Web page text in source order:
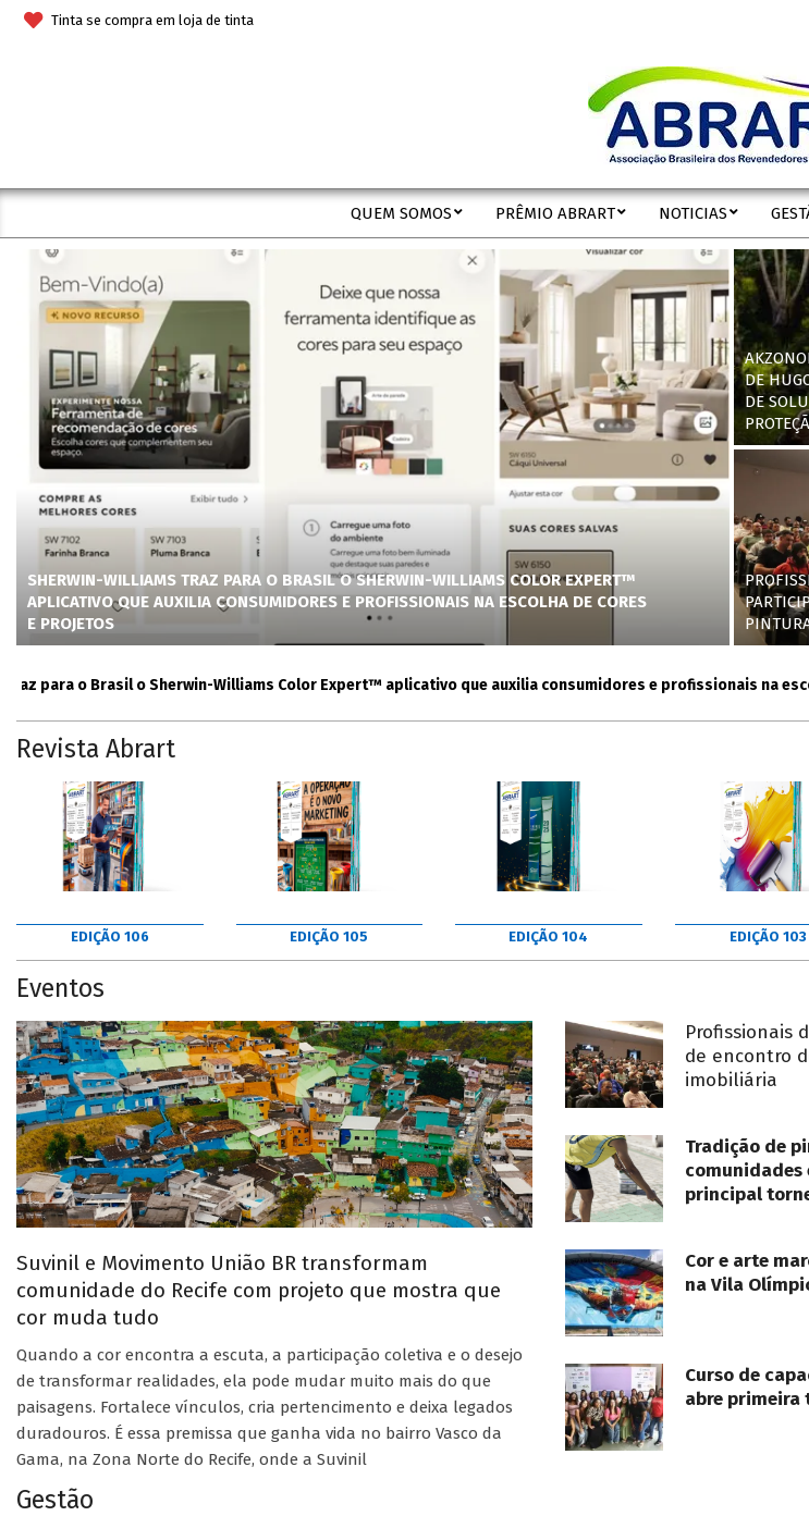
Skip
Tinta se compra em loja de tinta
Secondary
Menu
QUEM SOMOS PRÊMIO ABRART NOTICIAS
SHERWIN-WILLIAMS TRAZ PARA O BRASIL O SHERWIN-WILLIAMS COLOR EXPERT™
APLICATIVO QUE AUXILIA CONSUMIDORES E PROFISSIONAIS NA ESCOLHA DE CORES
E PROJETOS
DE
DE
o Brasil o Sherwin-Williams Color Expert™ aplicativo que auxilia consumidores e profissionais na
Revista Abrart
EDIÇÃO 106 EDIÇÃO 105 EDIÇÃO 104 EDIÇÃO 103
Eventos
Suvinil e Movimento União BR transformam
comunidade do Recife com projeto que mostra que
cor muda tudo
Quando a cor encontra a escuta, a participação coletiva e o desejo
de transformar realidades, ela pode mudar muito mais do que
paisagens. Fortalece vínculos, cria pertencimento e deixa legados
duradouros. É essa premissa que ganha vida no bairro Vasco da
Gama, na Zona Norte do Recife, onde a Suvinil
Profissionais
de encontro
imobiliária
Tradição de
comunidades
principal
Cor e arte
na Vila
Curso de
abre primeira
Gestão